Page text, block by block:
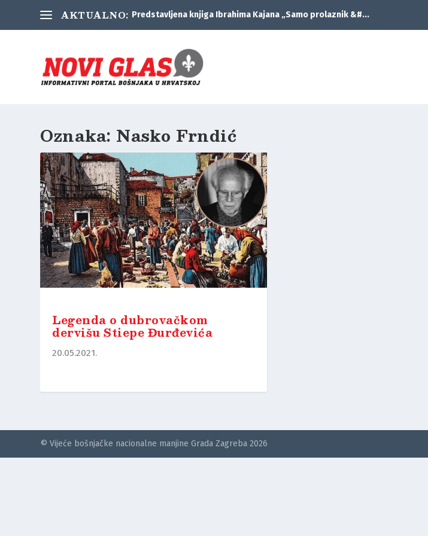
AKTUALNO: Predstavljena knjiga Ibrahima Kajana „Samo prolaznik &#...
Oznaka: Nasko Frndić
Legenda o dubrovačkom
dervišu Stiepe Đurđevića
20.05.2021.
© Vijeće bošnjačke nacionalne manjine Grada Zagreba 2026